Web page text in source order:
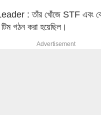
: তাঁর খোঁজে STF এবং
গঠন করা হয়েছিল।
Advertisement